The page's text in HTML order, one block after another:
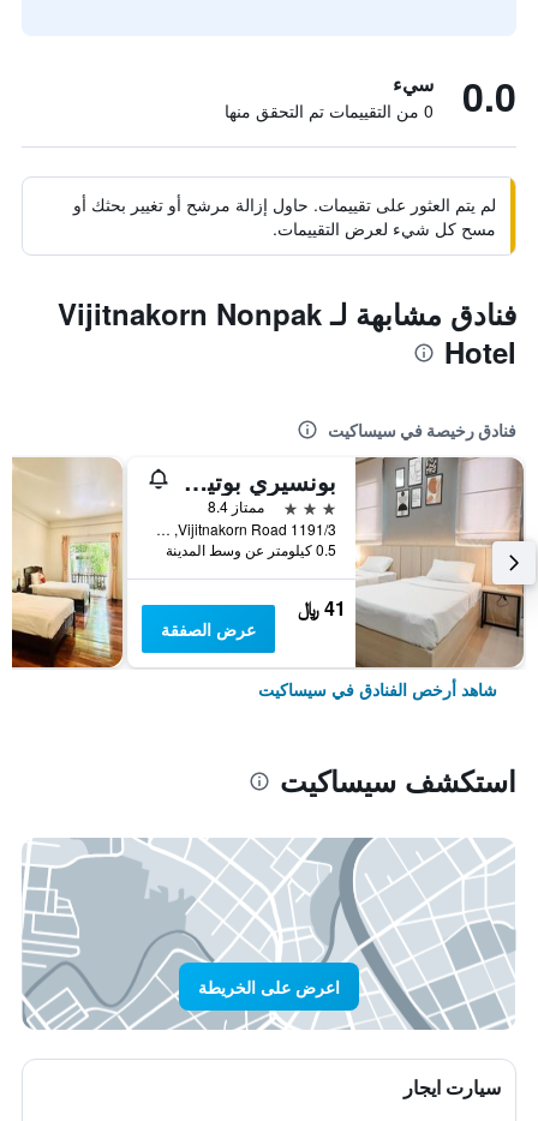
0.0 سيء
0 من التقييمات تم التحقق منها
لم يتم العثور على تقييمات. حاول إزالة مرشح أو تغيير بحثك أو
مسح كل شيء لعرض التقييمات.
فنادق مشابهة لـ Vijitnakorn Nonpak
Hotel
فنادق رخيصة في سيساكيت
بونسيري بوتيك هوتل
3 نجوم
ممتاز 8.4
1191/3 Vijitnakorn Road, سيساكيت, تايلاند
0.5 كيلومتر عن وسط المدينة
41 ﷼
عرض الصفقة
شاهد أرخص الفنادق في سيساكيت
استكشف سيساكيت
اعرض على الخريطة
سيارت ايجار